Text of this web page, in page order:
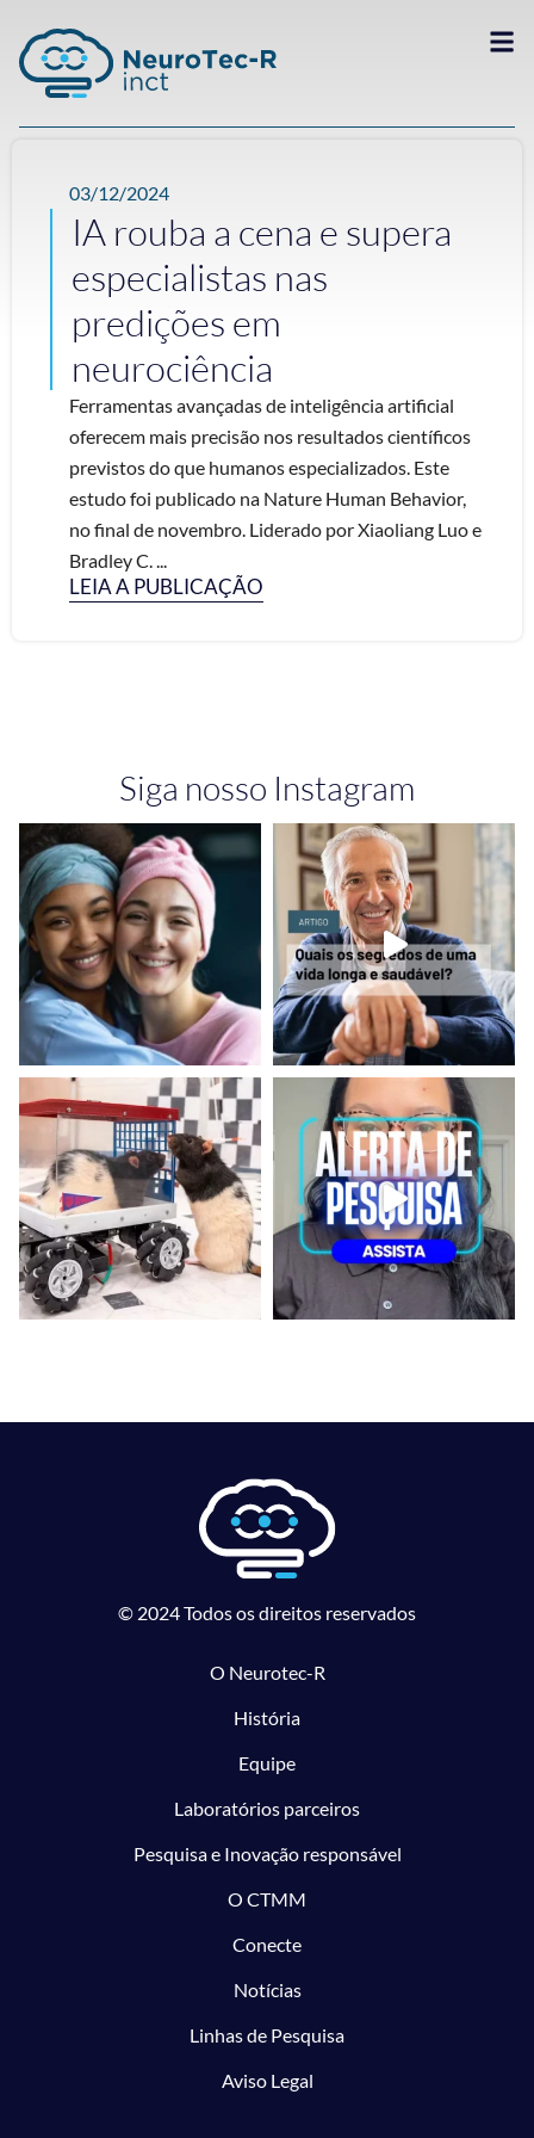
03/12/2024
IA rouba a cena e supera
especialistas nas
predições em
neurociência
Ferramentas avançadas de inteligência artificial
oferecem mais precisão nos resultados científicos
previstos do que humanos especializados. Este
estudo foi publicado na Nature Human Behavior,
no final de novembro. Liderado por Xiaoliang Luo e
Bradley C. ...
LEIA A PUBLICAÇÃO
Siga nosso Instagram
© 2024 Todos os direitos reservados
O Neurotec-R
História
Equipe
Laboratórios parceiros
Pesquisa e Inovação responsável
O CTMM
Conecte
Notícias
Linhas de Pesquisa
Aviso Legal